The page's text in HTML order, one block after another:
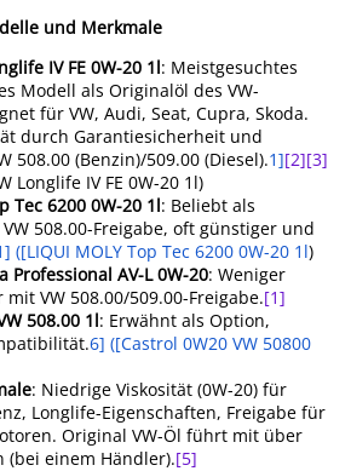
und Merkmale
IV FE 0W-20 1l: Meistgesuchtes
Modell als Originalöl des VW-
für VW, Audi, Seat, Cupra, Skoda.
durch Garantiesicherheit und
508.00 (Benzin)/509.00 (Diesel).1][2][3]
Longlife IV FE 0W-20 1l)
Tec 6200 0W-20 1l: Beliebt als
508.00-Freigabe, oft günstiger und
([LIQUI MOLY Top Tec 6200 0W-20 1l)
Professional AV-L 0W-20: Weniger
VW 508.00/509.00-Freigabe.[1]
508.00 1l: Erwähnt als Option,
6] ([Castrol 0W20 VW 50800
: Niedrige Viskosität (0W-20) für
Longlife-Eigenschaften, Freigabe für
Original VW-Öl führt mit über
(bei einem Händler).[5]